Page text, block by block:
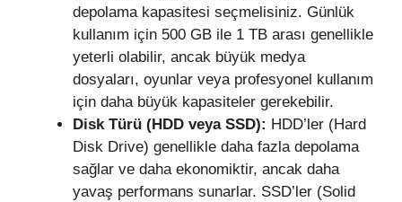
depolama kapasitesi seçmelisiniz. Günlük
kullanım için 500 GB ile 1 TB arası genellikle
yeterli olabilir, ancak büyük medya
dosyaları, oyunlar veya profesyonel kullanım
için daha büyük kapasiteler gerekebilir.
Disk Türü (HDD veya SSD): HDD’ler (Hard
Disk Drive) genellikle daha fazla depolama
sağlar ve daha ekonomiktir, ancak daha
yavaş performans sunarlar. SSD’ler (Solid